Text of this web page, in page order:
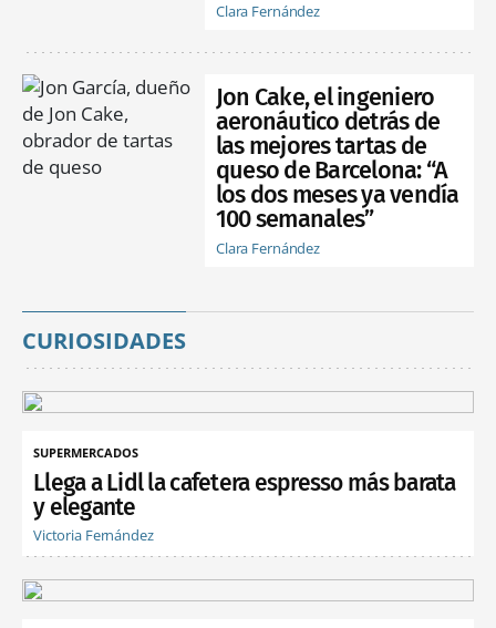
Clara Fernández
Jon Cake, el ingeniero
aeronáutico detrás de
las mejores tartas de
queso de Barcelona: “A
los dos meses ya vendía
100 semanales”
Clara Fernández
CURIOSIDADES
SUPERMERCADOS
Llega a Lidl la cafetera espresso más barata
y elegante
Victoria Fernández